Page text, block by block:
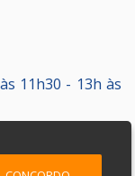
11h30 - 13h às